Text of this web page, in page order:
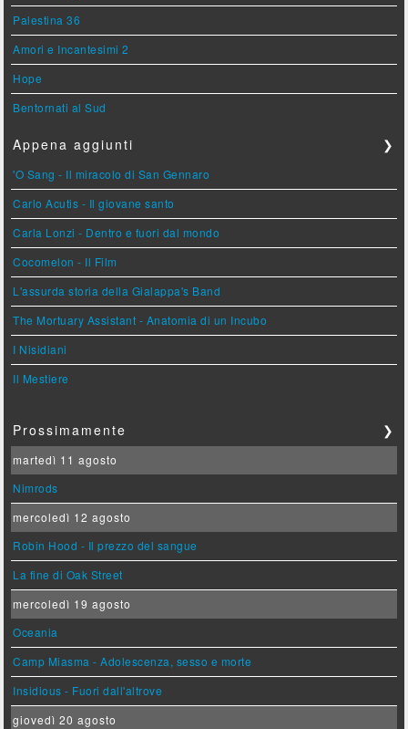
Palestina 36
Amori e Incantesimi 2
Hope
Bentornati al Sud
Appena aggiunti ❯
'O Sang - Il miracolo di San Gennaro
Carlo Acutis - Il giovane santo
Carla Lonzi - Dentro e fuori dal mondo
Cocomelon - Il Film
L'assurda storia della Gialappa's Band
The Mortuary Assistant - Anatomia di un Incubo
I Nisidiani
Il Mestiere
Prossimamente ❯
martedì 11 agosto
Nimrods
mercoledì 12 agosto
Robin Hood - Il prezzo del sangue
La fine di Oak Street
mercoledì 19 agosto
Oceania
Camp Miasma - Adolescenza, sesso e morte
Insidious - Fuori dall'altrove
giovedì 20 agosto